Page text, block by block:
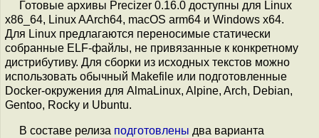
Готовые архивы Precizer 0.16.0 доступны для Linux
x86_64, Linux AArch64, macOS arm64 и Windows x64.
Для Linux предлагаются переносимые статически
собранные ELF-файлы, не привязанные к конкретному
дистрибутиву. Для сборки из исходных текстов можно
использовать обычный Makefile или подготовленные
Docker-окружения для AlmaLinux, Alpine, Arch, Debian,
Gentoo, Rocky и Ubuntu.
В составе релиза подготовлены два варианта